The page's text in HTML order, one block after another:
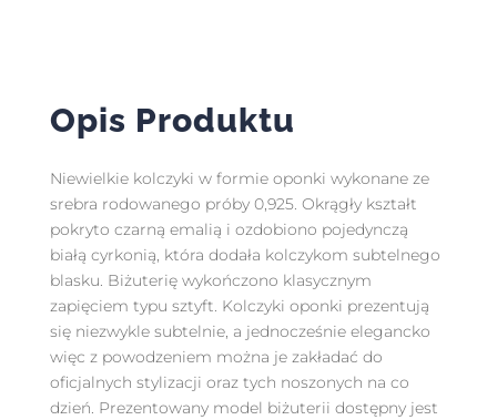
Opis Produktu
Niewielkie kolczyki w formie oponki wykonane ze
srebra rodowanego próby 0,925. Okrągły kształt
pokryto czarną emalią i ozdobiono pojedynczą
białą cyrkonią, która dodała kolczykom subtelnego
blasku. Biżuterię wykończono klasycznym
zapięciem typu sztyft. Kolczyki oponki prezentują
się niezwykle subtelnie, a jednocześnie elegancko
więc z powodzeniem można je zakładać do
oficjalnych stylizacji oraz tych noszonych na co
dzień. Prezentowany model biżuterii dostępny jest